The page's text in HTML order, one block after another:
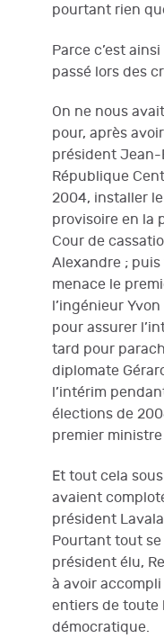
pourtant rien
Parce c’est
passé lors des
On ne nous
pour, après
président
République
2004, installer
provisoire en la
Cour de
Alexandre ;
menace le
l’ingénieur
pour assurer
tard pour
diplomate
l’intérim
élections de
premier ministre
Et tout cela
avaient
président
Pourtant tout se
président élu,
à avoir
entiers de toute
démocratique.